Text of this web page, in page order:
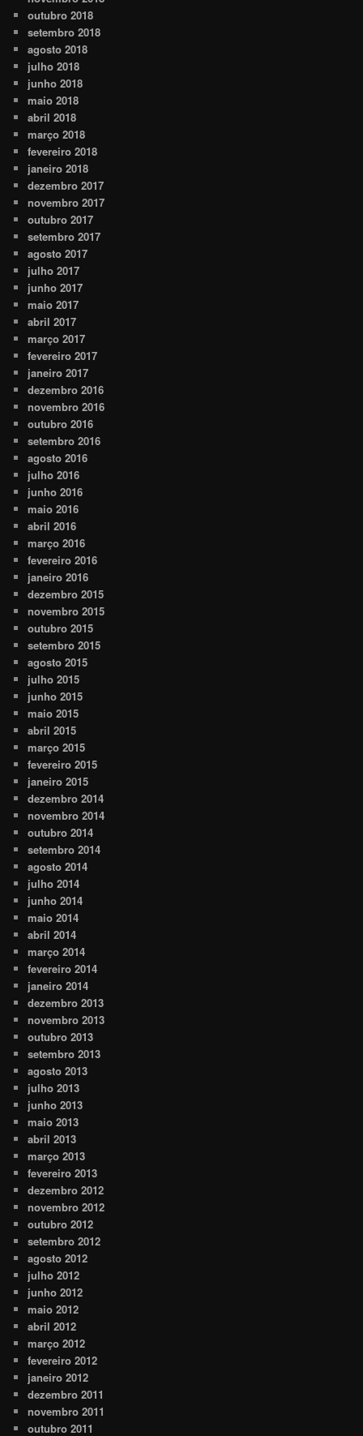
outubro 2018
setembro 2018
agosto 2018
julho 2018
junho 2018
maio 2018
abril 2018
março 2018
fevereiro 2018
janeiro 2018
dezembro 2017
novembro 2017
outubro 2017
setembro 2017
agosto 2017
julho 2017
junho 2017
maio 2017
abril 2017
março 2017
fevereiro 2017
janeiro 2017
dezembro 2016
novembro 2016
outubro 2016
setembro 2016
agosto 2016
julho 2016
junho 2016
maio 2016
abril 2016
março 2016
fevereiro 2016
janeiro 2016
dezembro 2015
novembro 2015
outubro 2015
setembro 2015
agosto 2015
julho 2015
junho 2015
maio 2015
abril 2015
março 2015
fevereiro 2015
janeiro 2015
dezembro 2014
novembro 2014
outubro 2014
setembro 2014
agosto 2014
julho 2014
junho 2014
maio 2014
abril 2014
março 2014
fevereiro 2014
janeiro 2014
dezembro 2013
novembro 2013
outubro 2013
setembro 2013
agosto 2013
julho 2013
junho 2013
maio 2013
abril 2013
março 2013
fevereiro 2013
dezembro 2012
novembro 2012
outubro 2012
setembro 2012
agosto 2012
julho 2012
junho 2012
maio 2012
abril 2012
março 2012
fevereiro 2012
janeiro 2012
dezembro 2011
novembro 2011
outubro 2011